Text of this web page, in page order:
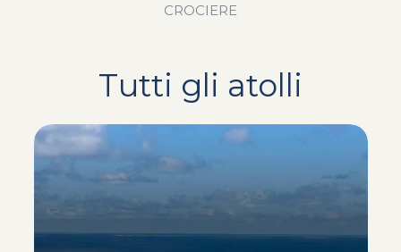
CROCIERE
Tutti gli atolli